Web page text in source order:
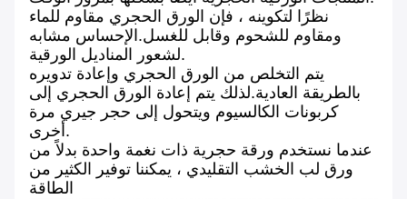
نظرًا لتكوينه ، فإن الورق الحجري مقاوم للماء
ومقاوم للشحوم وقابل للغسل.الإحساس مشابه
لشعور المناديل الورقية.
يتم التخلص من الورق الحجري وإعادة تدويره
بالطريقة العادية.لذلك يتم إعادة الورق الحجري إلى
كربونات الكالسيوم ويتحول إلى حجر جيري مرة
أخرى.
عندما نستخدم ورقة حجرية ذات نغمة واحدة بدلاً من
ورق لب الخشب التقليدي ، يمكننا توفير الكثير من
الطاقة